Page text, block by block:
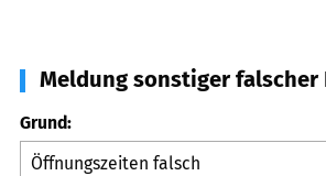
Meldung sonstiger falscher
Grund: